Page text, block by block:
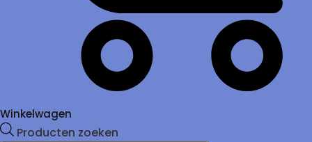
Winkelwagen
Producten zoeken